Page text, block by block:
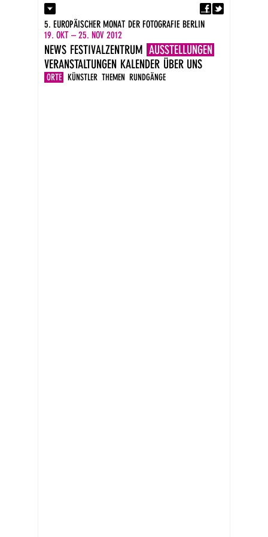
Kontakt
Presse
Impressum
DE
EN
5. EUROPÄISCHER MONAT DER FOTOGRAFIE BERLIN
19. OKT – 25. NOV 2012
NEWS FESTIVALZENTRUM AUSSTELLUNGEN
ORTE KÜNSTLER THEMEN RUNDGÄNGE
VERANSTALTUNGEN KALENDER ÜBER UNS